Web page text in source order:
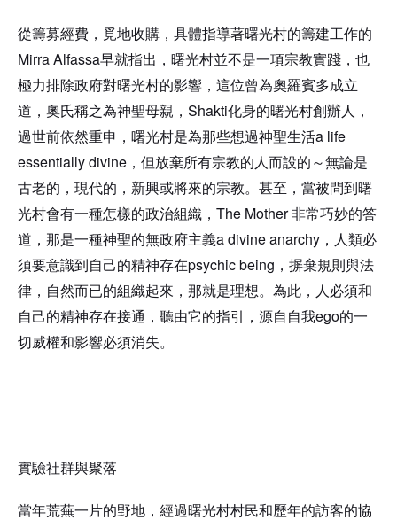
從籌募經費，覓地收購，具體指導著曙光村的籌建工作的
Mirra Alfassa早就指出，曙光村並不是一項宗教實踐，也
極力排除政府對曙光村的影響，這位曾為奧羅賓多成立
道， 奧氏稱之為神聖母親， Shakti化身的曙光村創辦人，
過世前依然重申，曙光村是為那些想過神聖生活a life
essentially divine， 但放棄所有宗教的人而設的～無論是
古老的，現代的，新興或將來的宗教。甚至，當被問到曙
光村會有一種怎樣的政治組織， The Mother非常巧妙的答
道，那是一種神聖的無政府主義a divine anarchy ，人類必
須要意識到自己的精神存在psychic being ，摒棄規則與法
律，自然而已的組織起來，那就是理想。為此，人必須和
自己的精神存在接通，聽由它的指引，源自自我ego的一
切威權和影響必須消失。
實驗社群與聚落
當年荒蕪一片的野地，經過曙光村村民和歷年的訪客的協